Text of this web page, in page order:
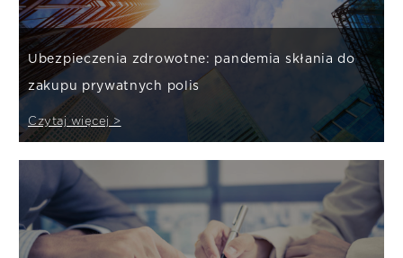
Ubezpieczenia zdrowotne: pandemia skłania do
zakupu prywatnych polis
Czytaj więcej >